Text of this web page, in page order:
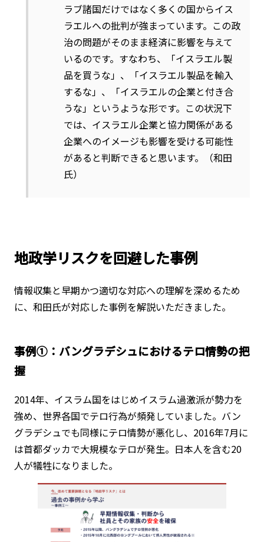
ラブ諸国だけではなく多くの国からイス
ラエルへの批判が強まっています。この政
治の問題がそのまま経済に影響を与えて
いるのです。すなわち、「イスラエル製
品を買うな」、「イスラエル製品を輸入
するな」、「イスラエルの企業と付き合
うな」というような形です。この状況下
では、イスラエル企業と協力関係がある
企業へのイメージも影響を受ける可能性
があると判断できると思います。（和田
氏）
地政学リスクを回避した事例
情報収集と早期かつ適切な対応への理解を深めるため
に、和田氏が対応した事例を解説いただきました。
事例①：バングラデシュにおけるテロ情勢の把
握
2014年、イスラム国をはじめイスラム過激派が勢力を
強め、世界各国でテロ行為が頻発していました。バン
グラデシュでも同様にテロ情勢が悪化し、2016年7月に
は首都ダッカで大規模なテロが発生。日本人を含む20
人が犠牲になりました。